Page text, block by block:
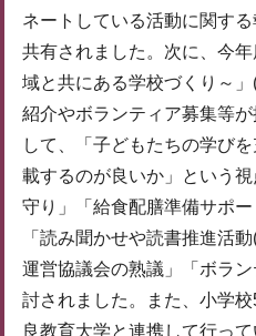
ネートしている活動に関す
共有されました。次に、今
域と共にある学校づくり～
紹介やボランティア募集等
して、「子どもたちの学び
載するのが良いか」という
守り」「給食配膳準備サポー
「読み聞かせや読書推進活
運営協議会の熟議」「ボラ
討されました。また、小学
良教育大学と連携して行っ